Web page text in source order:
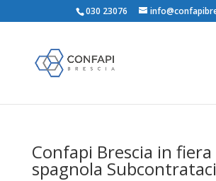
030 23076
Confapi Brescia in fiera
spagnola